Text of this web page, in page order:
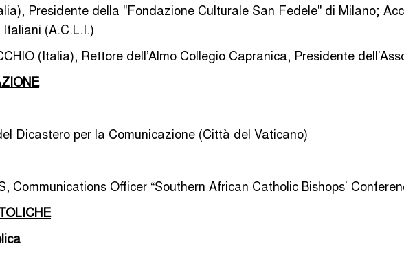
Presidente della "Fondazione Culturale San Fedele" di Milano;
(A.C.L.I.)
(Italia), Rettore dell’Almo Collegio Capranica, Presidente
Dicastero per la Comunicazione (Città del Vaticano)
Communications Officer “Southern African Catholic Bishops’